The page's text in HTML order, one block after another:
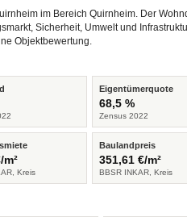
im Bereich Quirnheim. Der
Sicherheit, Umwelt und
Objektbewertung.
Eigentümerquote
68,5 %
Zensus 2022
m²
Kreis
Baulandpreis
351,61 €/m²
BBSR INKAR, Kreis